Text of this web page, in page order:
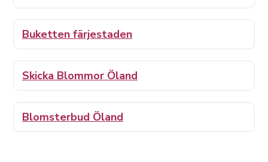
Buketten färjestaden
Skicka Blommor Öland
Blomsterbud Öland